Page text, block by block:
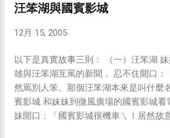
汪笨湖與國賓影城
12月 15, 2005
以下是真實故事三則： （一）汪笨湖
雄與汪笨湖互罵的新聞， 忍不住開口
然罵別人笨。那個汪笨湖本來是叫什麼
賓影城 和妹妹到微風廣場的國賓影城看
妹開口：「國賓影城很機車ㄟ！居然故